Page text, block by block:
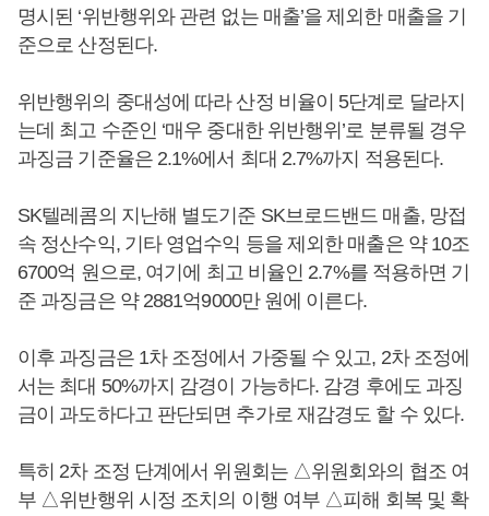
명시된 ‘위반행위와 관련 없는 매출’을 제외한 매출을 기
준으로 산정된다.
위반행위의 중대성에 따라 산정 비율이 5단계로 달라지
는데 최고 수준인 ‘매우 중대한 위반행위’로 분류될 경우
과징금 기준율은 2.1%에서 최대 2.7%까지 적용된다.
SK텔레콤의 지난해 별도기준 SK브로드밴드 매출, 망접
속 정산수익, 기타 영업수익 등을 제외한 매출은 약 10조
6700억 원으로, 여기에 최고 비율인 2.7%를 적용하면 기
준 과징금은 약 2881억9000만 원에 이른다.
이후 과징금은 1차 조정에서 가중될 수 있고, 2차 조정에
서는 최대 50%까지 감경이 가능하다. 감경 후에도 과징
금이 과도하다고 판단되면 추가로 재감경도 할 수 있다.
특히 2차 조정 단계에서 위원회는 △위원회와의 협조 여
부 △위반행위 시정 조치의 이행 여부 △피해 회복 및 확